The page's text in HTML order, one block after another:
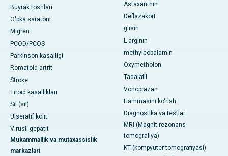
Buyrak toshlari
O'pka saratoni
Migren
PCOD/PCOS
Parkinson kasalligi
Romatoid artrit
Stroke
Tiroid kasalliklari
Sil (sil)
Ülseratif kolit
Virusli gepatit
Mukammallik va mutaxassislik
markazlari
Astaxanthin
Deflazakort
glisin
L-arginin
methylcobalamin
Oxymetholon
Tadalafil
Vonoprazan
Hammasini ko'rish
Diagnostika va testlar
MRI (Magnit-rezonans
tomografiya)
KT (kompyuter tomografiyasi)